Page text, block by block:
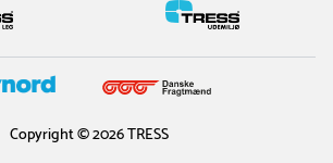
Copyright © 2026 TRESS